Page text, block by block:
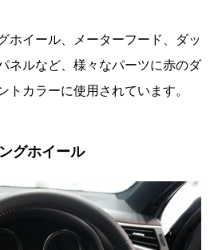
ホイール、メーターフード、ダッ
ネルなど、様々なパーツに赤のダ
トカラーに使用されています。
グホイール